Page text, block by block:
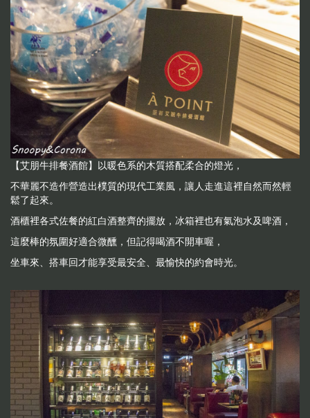
【艾朋牛排餐酒館】以暖色系的木質搭配柔合的燈光，
不華麗不造作營造出樸質的現代工業風，讓人走進這裡自然而然輕
鬆了起來。
酒櫃裡各式佐餐的紅白酒整齊的擺放，冰箱裡也有氣泡水及啤酒，
這麼棒的氛圍好適合微醺，但記得喝酒不開車喔，
坐車來、搭車回才能享受最安全、最愉快的約會時光。